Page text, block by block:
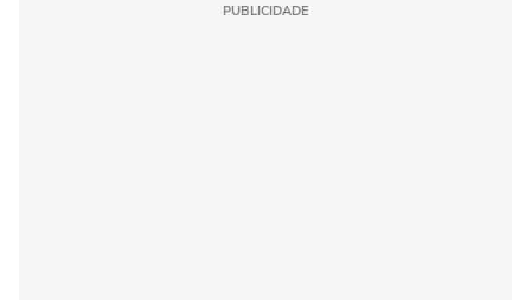
PUBLICIDADE